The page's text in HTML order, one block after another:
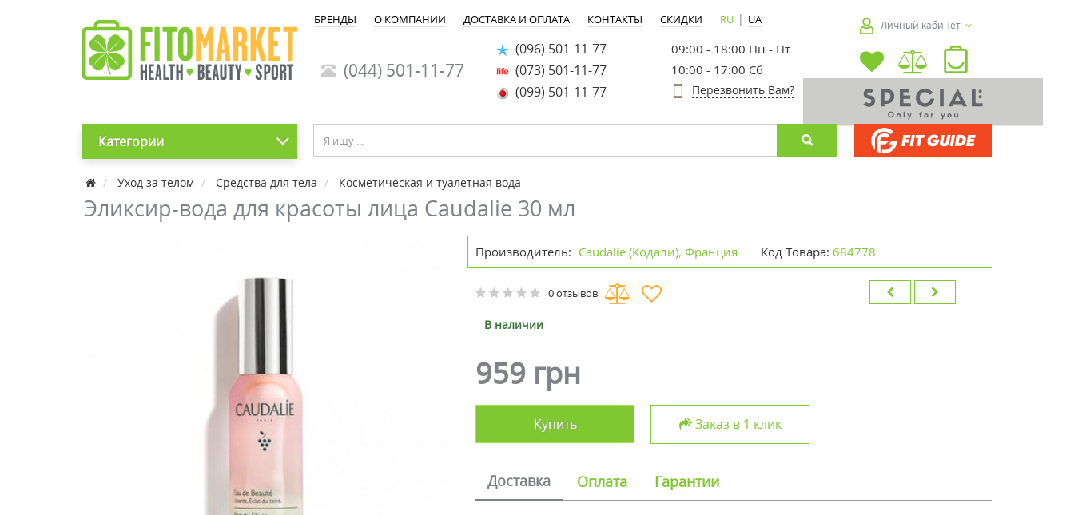
БРЕНДЫ О КОМПАНИИ ДОСТАВКА И ОПЛАТА КОНТАКТЫ СКИДКИ RU | UA
(044) 501-11-77
(096) 501-11-77
(073) 501-11-77
(099) 501-11-77
09:00 - 18:00 Пн - Пт
10:00 - 17:00 Сб
Перезвонить Вам?
Личный кабинет
Категории
Уход за телом Средства для тела Косметическая и туалетная вода
Эликсир-вода для красоты лица Caudalie 30 мл
Производитель: Caudalie (Кодали), Франция Код Товара: 684778
0 отзывов
В наличии
959 грн
Купить Заказ в 1 клик
Доставка Оплата Гарантии